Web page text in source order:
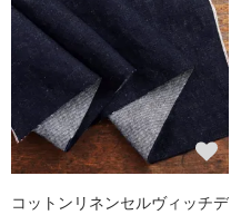
コットンリネンセルヴィッチデ